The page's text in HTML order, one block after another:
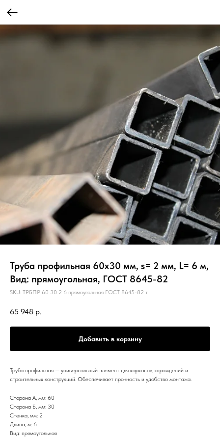
Труба профильная 60х30 мм, s= 2 мм, L= 6 м,
Вид: прямоугольная, ГОСТ 8645-82
SKU: ТРБПР 60 30 2 6 прямоугольная ГОСТ 8645-82 т
65 948 р.
Добавить в корзину
Труба профильная — универсальный элемент для каркасов, ограждений и
строительных конструкций. Обеспечивает прочность и удобство монтажа.
Сторона А, мм: 60
Сторона Б, мм: 30
Стенка, мм: 2
Длина, м: 6
Вид: прямоугольная